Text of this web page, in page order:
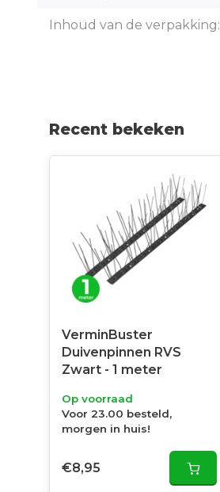
Inhoud van de verpakking:
Recent bekeken
VerminBuster
Duivenpinnen RVS
Zwart - 1 meter
Op voorraad
Voor 23.00 besteld,
morgen in huis!
€8,95